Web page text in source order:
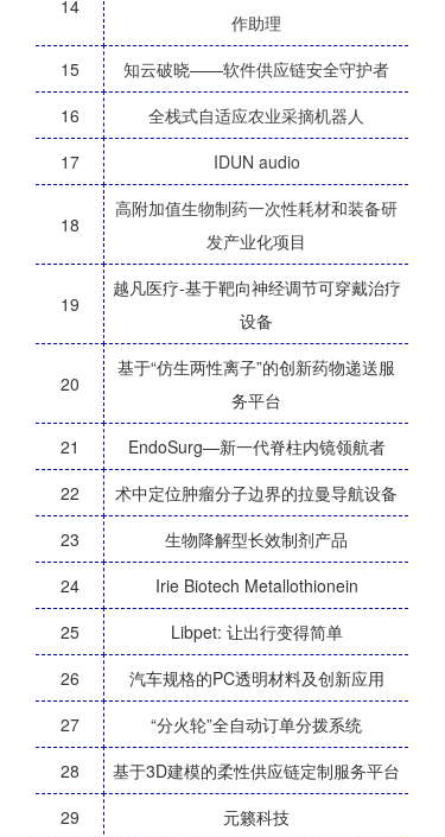
14
作助理
15
知云破晓——软件供应链安全守护者
16
全栈式自适应农业采摘机器人
17
IDUN audio
18
高附加值生物制药一次性耗材和装备研
发产业化项目
19
越凡医疗-基于靶向神经调节可穿戴治疗
设备
20
基于“仿生两性离子”的创新药物递送服
务平台
21
EndoSurg—新一代脊柱内镜领航者
22
术中定位肿瘤分子边界的拉曼导航设备
23
生物降解型长效制剂产品
24
Irie Biotech Metallothionein
25
Libpet: 让出行变得简单
26
汽车规格的PC透明材料及创新应用
27
“分火轮”全自动订单分拨系统
28
基于3D建模的柔性供应链定制服务平台
29
元籁科技